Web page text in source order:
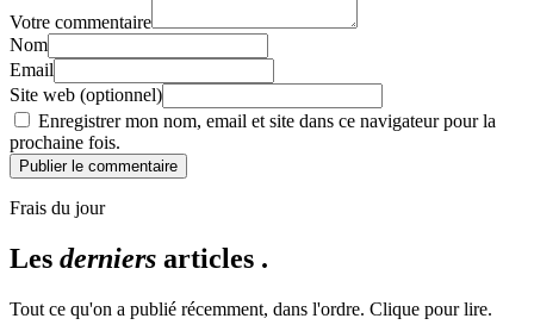
Votre commentaire
Nom
Email
Site web (optionnel)
Enregistrer mon nom, email et site dans ce navigateur pour la
prochaine fois.
Publier le commentaire
Frais du jour
Les derniers articles .
Tout ce qu'on a publié récemment, dans l'ordre. Clique pour lire.